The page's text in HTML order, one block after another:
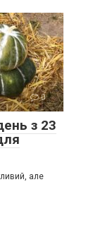
0
з 23
але